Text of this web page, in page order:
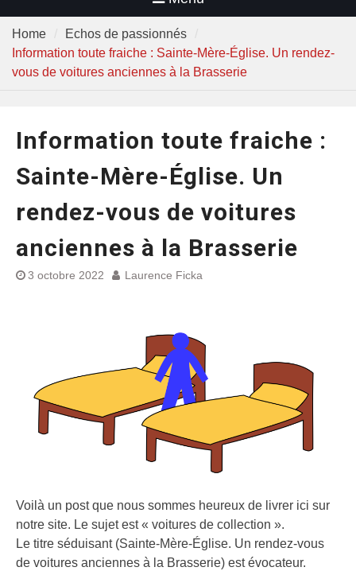
Home
Echos de passionnés
Information toute fraiche : Sainte-Mère-Église. Un rendez-
vous de voitures anciennes à la Brasserie
Information toute fraiche :
Sainte-Mère-Église. Un
rendez-vous de voitures
anciennes à la Brasserie
3 octobre 2022 Laurence Ficka
Voilà un post que nous sommes heureux de livrer ici sur
notre site. Le sujet est « voitures de collection ».
Le titre séduisant (Sainte-Mère-Église. Un rendez-vous
de voitures anciennes à la Brasserie) est évocateur.